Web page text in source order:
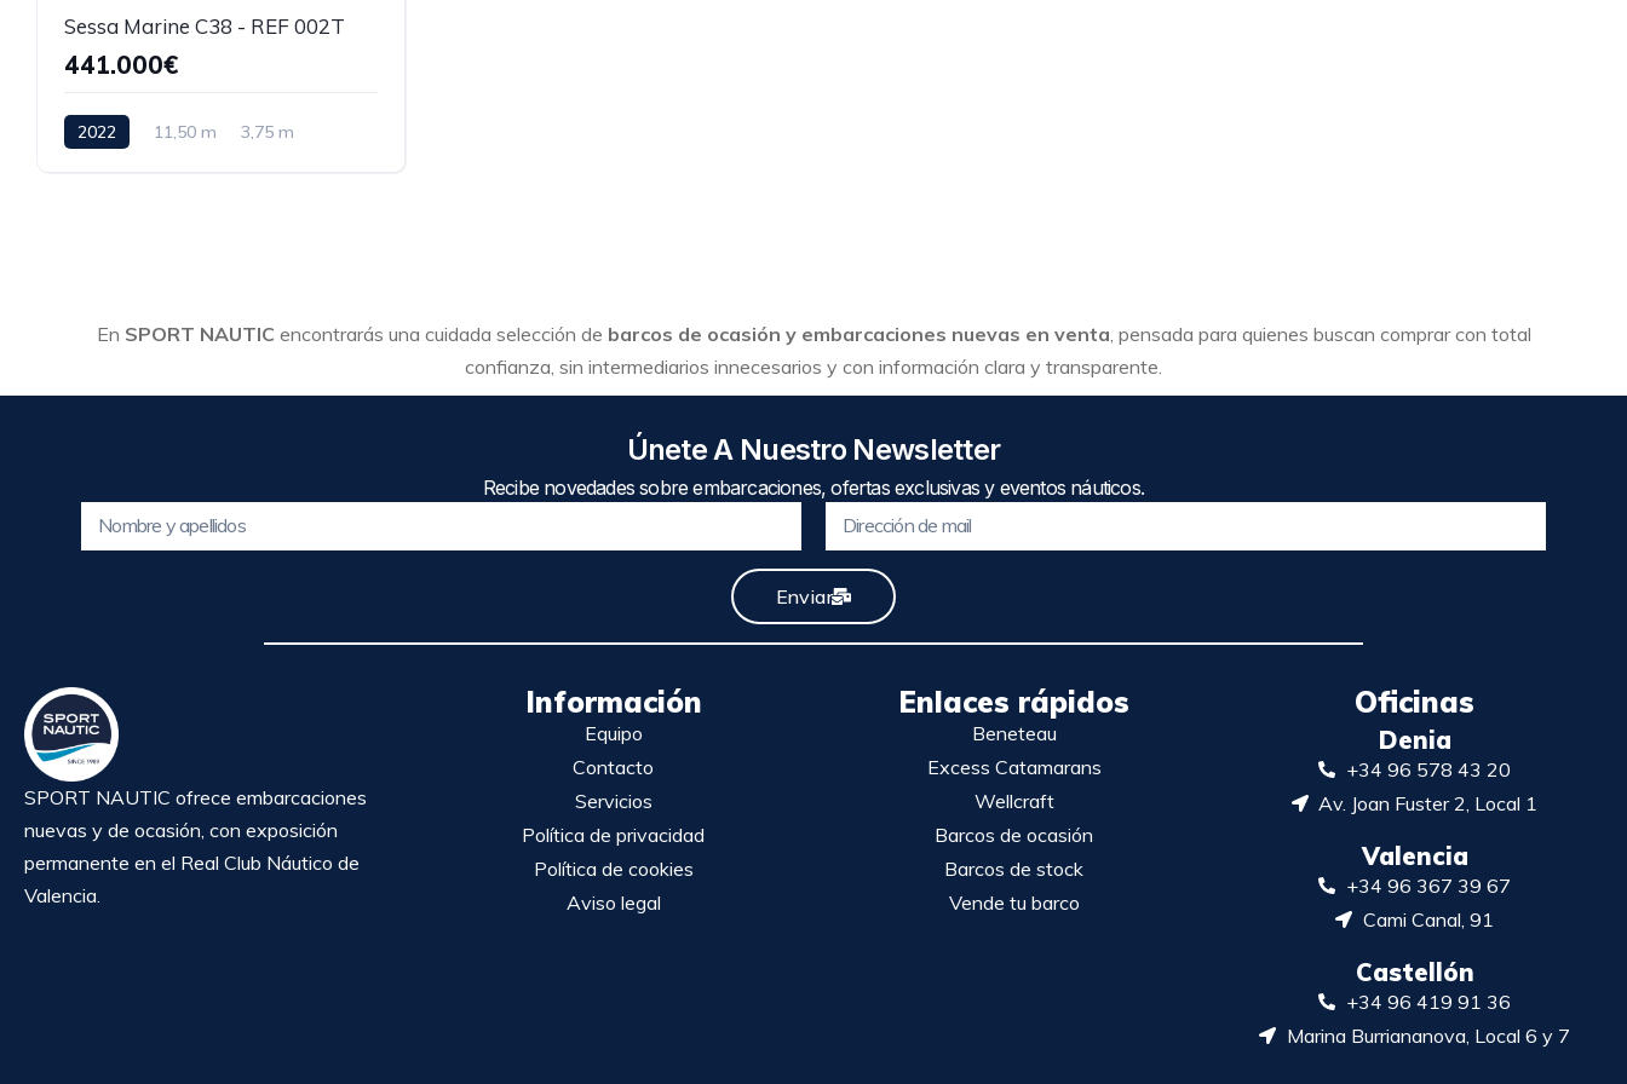
Sessa Marine C38 - REF 002T
441.000€
2022 11,50 m 3,75 m
En SPORT NAUTIC encontrarás una cuidada selección de barcos de ocasión y embarcaciones nuevas en venta, pensada para quienes buscan comprar con total
confianza, sin intermediarios innecesarios y con información clara y transparente.
Únete A Nuestro Newsletter
Recibe novedades sobre embarcaciones, ofertas exclusivas y eventos náuticos.
Enviar
SPORT NAUTIC ofrece embarcaciones
nuevas y de ocasión, con exposición
permanente en el Real Club Náutico de
Valencia.
Información
Equipo
Contacto
Servicios
Política de privacidad
Política de cookies
Aviso legal
Enlaces rápidos
Beneteau
Excess Catamarans
Wellcraft
Barcos de ocasión
Barcos de stock
Vende tu barco
Oficinas
Denia
+34 96 578 43 20
Av. Joan Fuster 2, Local 1
Valencia
+34 96 367 39 67
Cami Canal, 91
Castellón
+34 96 419 91 36
Marina Burriananova, Local 6 y 7